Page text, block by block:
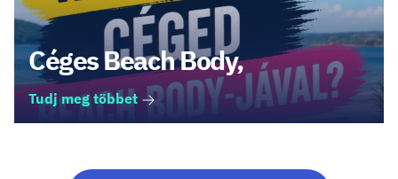
Céges Beach Body,
Tudj meg többet